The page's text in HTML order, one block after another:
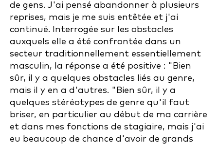
de gens. J'ai pensé abandonner à plusieurs
reprises, mais je me suis entêtée et j'ai
continué. Interrogée sur les obstacles
auxquels elle a été confrontée dans un
secteur traditionnellement essentiellement
masculin, la réponse a été positive : "Bien
sûr, il y a quelques obstacles liés au genre,
mais il y en a d'autres. "Bien sûr, il y a
quelques stéréotypes de genre qu'il faut
briser, en particulier au début de ma carrière
et dans mes fonctions de stagiaire, mais j'ai
eu beaucoup de chance d'avoir de grands